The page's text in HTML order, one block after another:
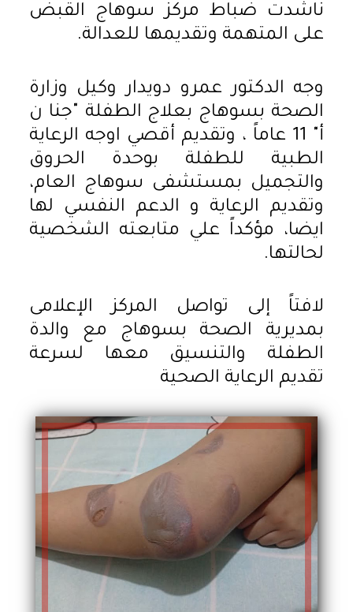
ناشدت ضباط مركز سوهاج القبض
على المتهمة وتقديمها للعدالة.
وجه الدكتور عمرو دويدار وكيل وزارة
الصحة بسوهاج بعلاج الطفلة "جنا ن
أ" 11 عاماً ، وتقديم أقصي اوجه الرعاية
الطبية للطفلة بوحدة الحروق
والتجميل بمستشفى سوهاج العام،
وتقديم الرعاية و الدعم النفسي لها
ايضا، مؤكداً علي متابعته الشخصية
لحالتها.
لافتاً إلى تواصل المركز الإعلامى
بمديرية الصحة بسوهاج مع والدة
الطفلة والتنسيق معها لسرعة
تقديم الرعاية الصحية